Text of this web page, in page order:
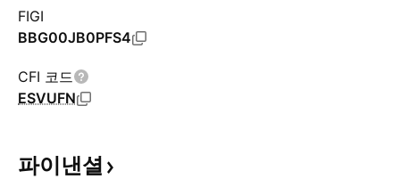
FIGI
BBG00JB0PFS4
CFI 코드
ESVUFN
파이낸셜